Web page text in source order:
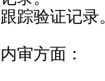
跟踪验证记录
内审方面：